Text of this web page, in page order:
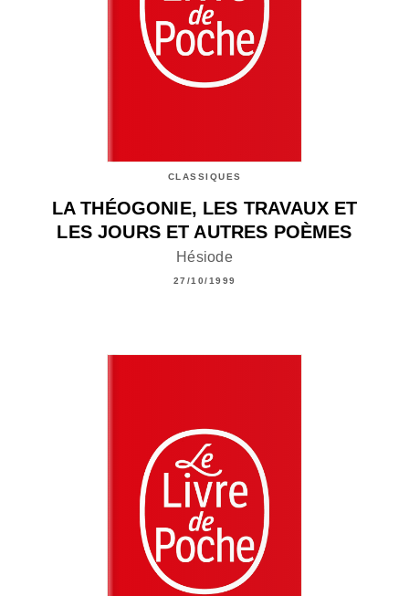
CLASSIQUES
LA THÉOGONIE, LES TRAVAUX ET
LES JOURS ET AUTRES POÈMES
Hésiode
27/10/1999